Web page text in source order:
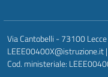
Via Cantobelli - 73100
LEEE00400X@istruzione.it
Cod. ministeriale: